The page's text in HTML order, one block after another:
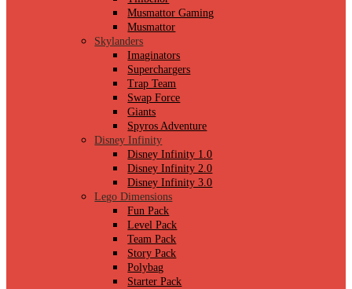
Musmattor Gaming
Musmattor
Skylanders
Imaginators
Superchargers
Trap Team
Swap Force
Giants
Spyros Adventure
Disney Infinity
Disney Infinity 1.0
Disney Infinity 2.0
Disney Infinity 3.0
Lego Dimensions
Fun Pack
Level Pack
Team Pack
Story Pack
Polybag
Starter Pack